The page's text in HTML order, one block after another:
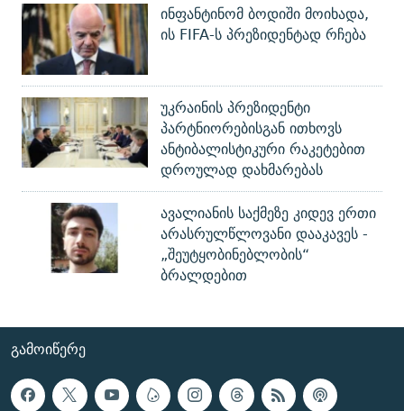
ინფანტინომ ბოდიში მოიხადა,
ის FIFA-ს პრეზიდენტად რჩება
უკრაინის პრეზიდენტი
პარტნიორებისგან ითხოვს
ანტიბალისტიკური რაკეტებით
დროულად დახმარებას
ავალიანის საქმეზე კიდევ ერთი
არასრულწლოვანი დააკავეს -
„შეუტყობინებლობის“
ბრალდებით
ᲒᲐᲛᲝᲘᲬᲔᲠᲔ